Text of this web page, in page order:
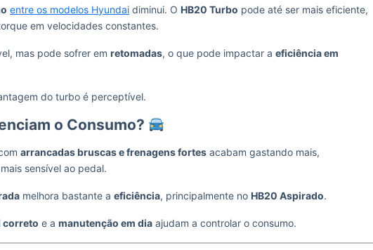
entre os modelos Hyundai diminui. O HB20 Turbo pode até ser mais eficiente,
em velocidades constantes.
mas pode sofrer em retomadas, o que pode impactar a eficiência em
do turbo é perceptível.
o Consumo?
arrancadas bruscas e frenagens fortes acabam gastando mais,
sensível ao pedal.
melhora bastante a eficiência, principalmente no HB20 Aspirado.
correto e a manutenção em dia ajudam a controlar o consumo.